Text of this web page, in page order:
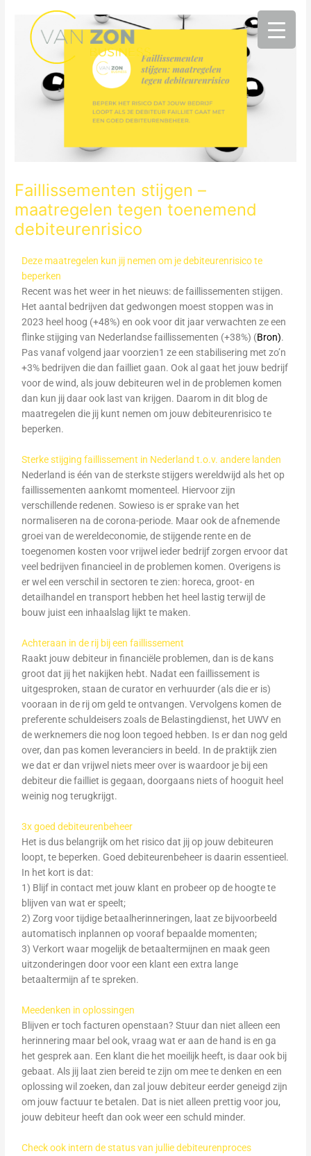
Faillissementen stijgen –
maatregelen tegen toenemend
debiteurenrisico
Deze maatregelen kun jij nemen om je debiteurenrisico te
beperken
Recent was het weer in het nieuws: de faillissementen stijgen.
Het aantal bedrijven dat gedwongen moest stoppen was in
2023 heel hoog (+48%) en ook voor dit jaar verwachten ze een
flinke stijging van Nederlandse faillissementen (+38%) (Bron).
Pas vanaf volgend jaar voorzien1 ze een stabilisering met zo’n
+3% bedrijven die dan failliet gaan. Ook al gaat het jouw bedrijf
voor de wind, als jouw debiteuren wel in de problemen komen
dan kun jij daar ook last van krijgen. Daarom in dit blog de
maatregelen die jij kunt nemen om jouw debiteurenrisico te
beperken.
Sterke stijging faillissement in Nederland t.o.v. andere landen
Nederland is één van de sterkste stijgers wereldwijd als het op
faillissementen aankomt momenteel. Hiervoor zijn
verschillende redenen. Sowieso is er sprake van het
normaliseren na de corona-periode. Maar ook de afnemende
groei van de wereldeconomie, de stijgende rente en de
toegenomen kosten voor vrijwel ieder bedrijf zorgen ervoor dat
veel bedrijven financieel in de problemen komen. Overigens is
er wel een verschil in sectoren te zien: horeca, groot- en
detailhandel en transport hebben het heel lastig terwijl de
bouw juist een inhaalslag lijkt te maken.
Achteraan in de rij bij een faillissement
Raakt jouw debiteur in financiële problemen, dan is de kans
groot dat jij het nakijken hebt. Nadat een faillissement is
uitgesproken, staan de curator en verhuurder (als die er is)
vooraan in de rij om geld te ontvangen. Vervolgens komen de
preferente schuldeisers zoals de Belastingdienst, het UWV en
de werknemers die nog loon tegoed hebben. Is er dan nog geld
over, dan pas komen leveranciers in beeld. In de praktijk zien
we dat er dan vrijwel niets meer over is waardoor je bij een
debiteur die failliet is gegaan, doorgaans niets of hooguit heel
weinig nog terugkrijgt.
3x goed debiteurenbeheer
Het is dus belangrijk om het risico dat jij op jouw debiteuren
loopt, te beperken. Goed debiteurenbeheer is daarin essentieel.
In het kort is dat:
1) Blijf in contact met jouw klant en probeer op de hoogte te
blijven van wat er speelt;
2) Zorg voor tijdige betaalherinneringen, laat ze bijvoorbeeld
automatisch inplannen op vooraf bepaalde momenten;
3) Verkort waar mogelijk de betaaltermijnen en maak geen
uitzonderingen door voor een klant een extra lange
betaaltermijn af te spreken.
Meedenken in oplossingen
Blijven er toch facturen openstaan? Stuur dan niet alleen een
herinnering maar bel ook, vraag wat er aan de hand is en ga
het gesprek aan. Een klant die het moeilijk heeft, is daar ook bij
gebaat. Als jij laat zien bereid te zijn om mee te denken en een
oplossing wil zoeken, dan zal jouw debiteur eerder geneigd zijn
om jouw factuur te betalen. Dat is niet alleen prettig voor jou,
jouw debiteur heeft dan ook weer een schuld minder.
Check ook intern de status van jullie debiteurenproces